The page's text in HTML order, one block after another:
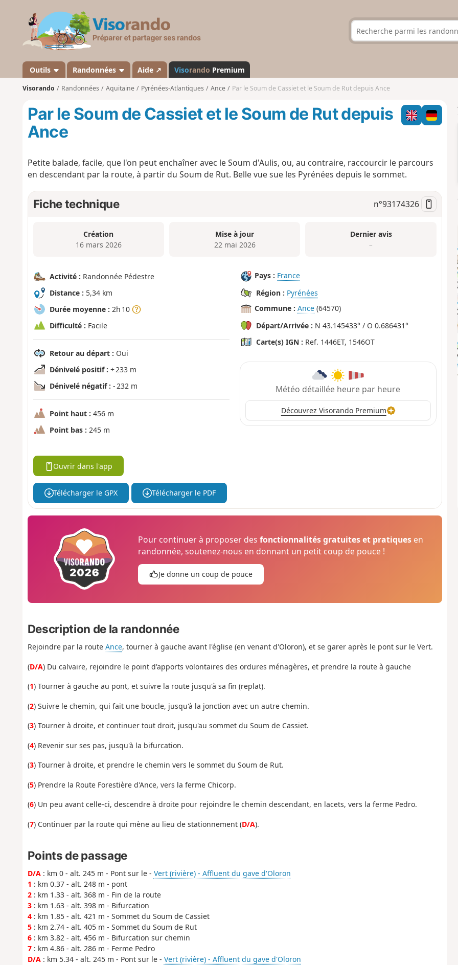
s
a
n
d
Outils Randonnées Aide ↗ Visorando Premium
Visorando Randonnées Aquitaine Pyrénées-Atlantiques Ance Par le Soum de Cassiet et le Soum de Rut depuis Ance
Par le Soum de Cassiet et le Soum de Rut depuis
Ance
Petite balade, facile, que l'on peut enchaîner avec le Soum d'Aulis, ou, au contraire, raccourcir le parcours
en descendant par la route, à partir du Soum de Rut. Belle vue sue les Pyrénées depuis le sommet.
Fiche technique n°93174326
Création
16 mars 2026
Mise à jour
22 mai 2026
Dernier avis
–
Activité : Randonnée Pédestre
Distance : 5,34 km
Durée moyenne : 2h 10
Difficulté : Facile
Retour au départ : Oui
Dénivelé positif : + 233 m
Dénivelé négatif : - 232 m
Point haut : 456 m
Point bas : 245 m
Pays : France
Région : Pyrénées
Commune : Ance (64570)
Départ/Arrivée : N 43.145433° / O 0.686431°
Carte(s) IGN : Ref. 1446ET, 1546OT
Météo détaillée heure par heure
Découvrez Visorando Premium
Ouvrir dans l'app
Télécharger le GPX Télécharger le PDF
Pour continuer à proposer desfonctionnalités gratuites et pratiques en
randonnée, soutenez-nous en donnant un petit coup de pouce !
Je donne un coup de pouce
Description de la randonnée
Rejoindre par la route Ance, tourner à gauche avant l'église (en venant d'Oloron), et se garer après le pont sur le Vert.
(D/A) Du calvaire, rejoindre le point d'apports volontaires des ordures ménagères, et prendre la route à gauche
(1) Tourner à gauche au pont, et suivre la route jusqu'à sa fin (replat).
(2) Suivre le chemin, qui fait une boucle, jusqu'à la jonction avec un autre chemin.
(3) Tourner à droite, et continuer tout droit, jusqu'au sommet du Soum de Cassiet.
(4) Revenir sur ses pas, jusqu'à la bifurcation.
(3) Tourner à droite, et prendre le chemin vers le sommet du Soum de Rut.
(5) Prendre la Route Forestière d'Ance, vers la ferme Chicorp.
(6) Un peu avant celle-ci, descendre à droite pour rejoindre le chemin descendant, en lacets, vers la ferme Pedro.
(7) Continuer par la route qui mène au lieu de stationnement (D/A).
Points de passage
D/A: km 0 - alt. 245 m - Pont sur le - Vert (rivière) - Affluent du gave d'Oloron
1 : km 0.37 - alt. 248 m - pont
2: km 1.33 - alt. 368 m - Fin de la route
3: km 1.63 - alt. 398 m - Bifurcation
4: km 1.85 - alt. 421 m - Sommet du Soum de Cassiet
5: km 2.74 - alt. 405 m - Sommet du Soum de Rut
6: km 3.82 - alt. 456 m - Bifurcation sur chemin
7: km 4.86 - alt. 286 m - Ferme Pedro
D/A: km 5.34 - alt. 245 m - Pont sur le - Vert (rivière) - Affluent du gave d'Oloron